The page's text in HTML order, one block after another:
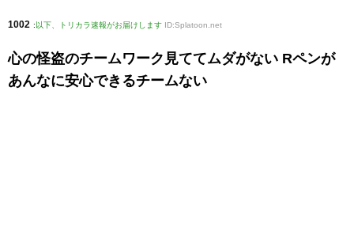
1002 : 以下、トリカラ速報がお届けします ID:Splatoon.net
心の怪盗のチームワーク見ててムダがない Rペンが
あんなに安心できるチームない